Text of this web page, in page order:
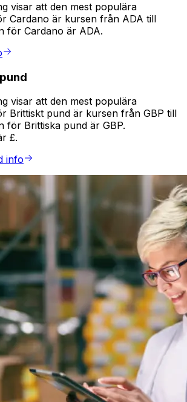
visar att den mest populära
Cardano är kursen från ADA till
för Cardano är ADA.
visar att den mest populära
Brittiskt pund är kursen från GBP till
för Brittiska pund är GBP.
£.
info